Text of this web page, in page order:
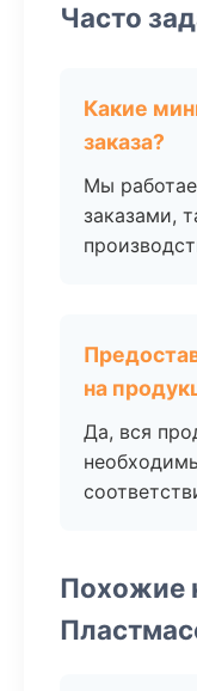
Часто
Какие
заказа?
Мы
заказами,
на
Да, вся
Похожие